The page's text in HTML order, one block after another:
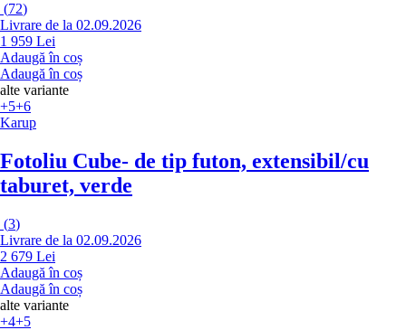
(72)
Livrare de la 02.09.2026
1 959 Lei
Adaugă în coș
Adaugă în coș
alte variante
+5+6
Karup
Fotoliu Cube- de tip futon, extensibil/cu
taburet, verde
(3)
Livrare de la 02.09.2026
2 679 Lei
Adaugă în coș
Adaugă în coș
alte variante
+4+5